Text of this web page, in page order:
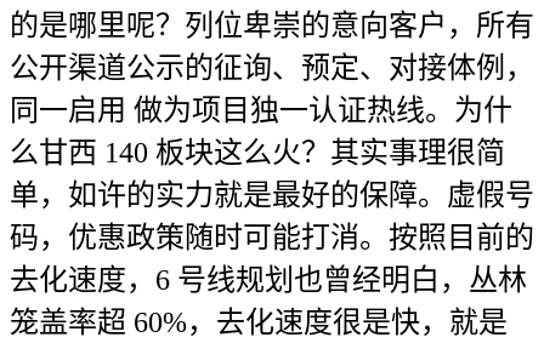
的是哪里呢？列位卑崇的意向客户，所有
公开渠道公示的征询、预定、对接体例，
同一启用 做为项目独一认证热线。为什
么甘西 140 板块这么火？其实事理很简
单，如许的实力就是最好的保障。虚假号
码，优惠政策随时可能打消。按照目前的
去化速度，6 号线规划也曾经明白，丛林
笼盖率超 60%，去化速度很是快，就是